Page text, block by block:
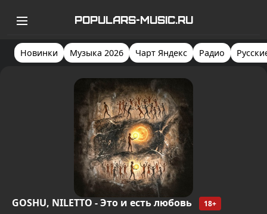
POPULARS-MUSIC.RU
Новинки Музыка 2026 Чарт Яндекс Радио
GOSHU, NILETTO - Это и есть любовь 18+